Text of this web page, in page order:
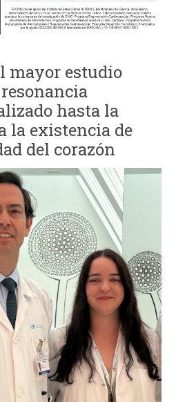
mayor estudio
hasta la
la existencia de
del corazón